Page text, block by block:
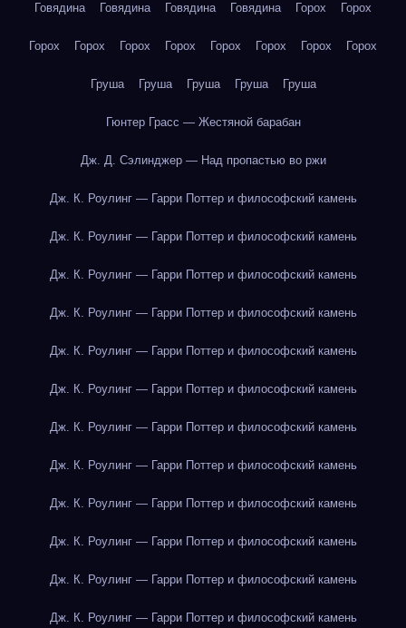
Говядина Говядина Говядина Говядина Горох Горох
Горох Горох Горох Горох Горох Горох Горох Горох
Груша Груша Груша Груша Груша
Гюнтер Грасс — Жестяной барабан
Дж. Д. Сэлинджер — Над пропастью во ржи
Дж. К. Роулинг — Гарри Поттер и философский камень
Дж. К. Роулинг — Гарри Поттер и философский камень
Дж. К. Роулинг — Гарри Поттер и философский камень
Дж. К. Роулинг — Гарри Поттер и философский камень
Дж. К. Роулинг — Гарри Поттер и философский камень
Дж. К. Роулинг — Гарри Поттер и философский камень
Дж. К. Роулинг — Гарри Поттер и философский камень
Дж. К. Роулинг — Гарри Поттер и философский камень
Дж. К. Роулинг — Гарри Поттер и философский камень
Дж. К. Роулинг — Гарри Поттер и философский камень
Дж. К. Роулинг — Гарри Поттер и философский камень
Дж. К. Роулинг — Гарри Поттер и философский камень